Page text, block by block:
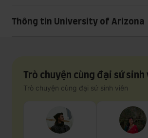
Thông tin University of Arizona
Trò chuyện cùng đại sứ sinh
Trò chuyện cùng đại sứ sinh viên